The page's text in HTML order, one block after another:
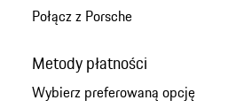
Połącz z Porsche
Metody płatności
Wybierz preferowaną opcję